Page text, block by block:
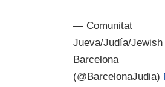
— Comunitat
Jueva/Judía/Jewish
Barcelona
(@BarcelonaJudia)